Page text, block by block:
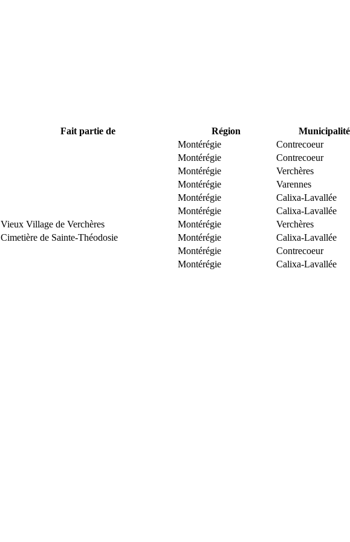
Fait partie de Région Municipalité
Montérégie
Contrecoeur
Montérégie
Contrecoeur
Montérégie
Verchères
Montérégie
Varennes
Montérégie
Calixa-Lavallée
Montérégie
Calixa-Lavallée
Vieux Village de Verchères Montérégie
Verchères
Cimetière de Sainte-Théodosie Montérégie
Calixa-Lavallée
Montérégie
Contrecoeur
Montérégie Calixa-Lavallée